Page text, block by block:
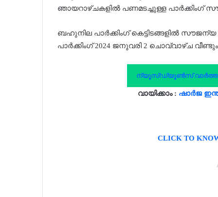
ഞായറാഴ്ചകളിൽ പണമടച്ചുള്ള പാർക്കിംഗ്
ബഹുനില പാർക്കിംഗ് കെട്ടിടങ്ങളിൽ സൗജന്യ
പാർക്കിംഗ് 2024 ജനുവരി 2 ചൊവ്വാഴ്ച
ന്യൂസ്ഡ്യൂൺസ് വാർത്താ
വായിക്കാം : ഷാർജ
CLICK TO